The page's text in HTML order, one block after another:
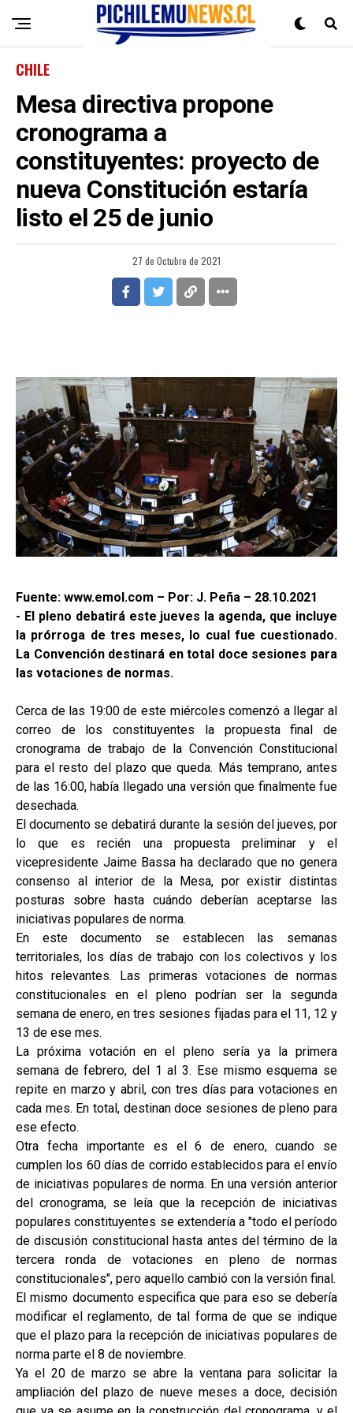
CHILE
Mesa directiva propone
cronograma a
constituyentes: proyecto de
nueva Constitución estaría
listo el 25 de junio
27 de Octubre de 2021
Fuente: www.emol.com – Por: J. Peña – 28.10.2021
- El pleno debatirá este jueves la agenda, que incluye
la prórroga de tres meses, lo cual fue cuestionado.
La Convención destinará en total doce sesiones para
las votaciones de normas.
Cerca de las 19:00 de este miércoles comenzó a llegar al
correo de los constituyentes la propuesta final de
cronograma de trabajo de la Convención Constitucional
para el resto del plazo que queda. Más temprano, antes
de las 16:00, había llegado una versión que finalmente fue
desechada.
El documento se debatirá durante la sesión del jueves, por
lo que es recién una propuesta preliminar y el
vicepresidente Jaime Bassa ha declarado que no genera
consenso al interior de la Mesa, por existir distintas
posturas sobre hasta cuándo deberían aceptarse las
iniciativas populares de norma.
En este documento se establecen las semanas
territoriales, los días de trabajo con los colectivos y los
hitos relevantes. Las primeras votaciones de normas
constitucionales en el pleno podrían ser la segunda
semana de enero, en tres sesiones fijadas para el 11, 12 y
13 de ese mes.
La próxima votación en el pleno sería ya la primera
semana de febrero, del 1 al 3. Ese mismo esquema se
repite en marzo y abril, con tres días para votaciones en
cada mes. En total, destinan doce sesiones de pleno para
ese efecto.
Otra fecha importante es el 6 de enero, cuando se
cumplen los 60 días de corrido establecidos para el envío
de iniciativas populares de norma. En una versión anterior
del cronograma, se leía que la recepción de iniciativas
populares constituyentes se extendería a "todo el período
de discusión constitucional hasta antes del término de la
tercera ronda de votaciones en pleno de normas
constitucionales", pero aquello cambió con la versión final.
El mismo documento especifica que para eso se debería
modificar el reglamento, de tal forma de que se indique
que el plazo para la recepción de iniciativas populares de
norma parte el 8 de noviembre.
Ya el 20 de marzo se abre la ventana para solicitar la
ampliación del plazo de nueve meses a doce, decisión